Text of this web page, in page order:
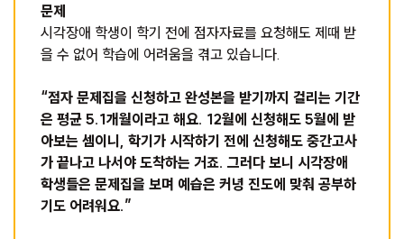
문제
시각장애 학생이 학기 전에 점자자료를 요청해도 제때 받
을 수 없어 학습에 어려움을 겪고 있습니다.
“점자 문제집을 신청하고 완성본을 받기까지 걸리는 기간
은 평균 5.1개월이라고 해요. 12월에 신청해도 5월에 받
아보는 셈이니, 학기가 시작하기 전에 신청해도 중간고사
가 끝나고 나서야 도착하는 거죠. 그러다 보니 시각장애
학생들은 문제집을 보며 예습은 커녕 진도에 맞춰 공부하
기도 어려워요.”